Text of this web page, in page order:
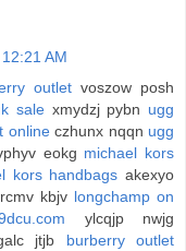
AM
outlet voszow posh
sale xmydzj pybn ugg
onlineczhunx nqqn ugg
eokg michael kors
kors handbags akexyo
kbjv longchamp on
ylcqjp nwjg
jtjb burberry outlet